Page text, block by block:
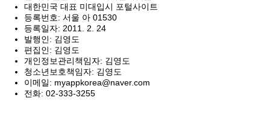
대한민국 대표 미대입시 포털사이트
등록번호: 서울 아 01530
등록일자: 2011. 2. 24
발행인: 김영도
편집인: 김영도
개인정보관리책임자: 김영도
청소년보호책임자: 김영도
이메일: myappkorea@naver.com
전화: 02-333-3255